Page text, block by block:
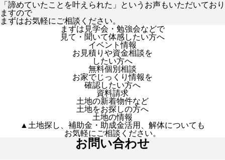
「諦めていたことを叶えられた」というお声もいただいており
ますので
まずはお気軽にご相談ください。
まずは見学会・勉強会などで
見て・聞いて体感したい方へ
イベント情報
お見積りや資金相談を
したい方へ
無料個別相談
お家でじっくり情報を
確認したい方へ
資料請求
土地の新着物件など
土地をお探しの方へ
土地の情報
▲土地探し、補助金・助成金活用、解体についても
お気軽にご相談ください。
お問い合わせ